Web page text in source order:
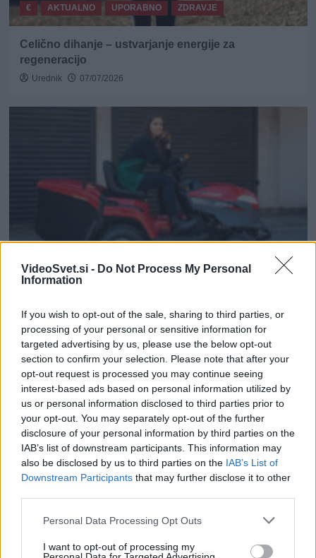
VideoSvet.si - Do Not Process My Personal
Information
If you wish to opt-out of the sale, sharing to third parties, or
processing of your personal or sensitive information for
targeted advertising by us, please use the below opt-out
section to confirm your selection. Please note that after your
opt-out request is processed you may continue seeing
interest-based ads based on personal information utilized by
us or personal information disclosed to third parties prior to
your opt-out. You may separately opt-out of the further
disclosure of your personal information by third parties on the
IAB’s list of downstream participants. This information may
also be disclosed by us to third parties on the IAB’s List of
Downstream Participants that may further disclose it to other
Please note that this website/app uses one or more Google
not limited to your visit or usage behaviour. You may click to
Personal Data Processing Opt Outs
I want to opt-out of processing my
€ AKTUALNO UPORABNO ZDRAVJE
Celično dihanje – ustvarjanje energije za
regeneracijo
Urednik 07/07/2026
€ AKTUALNO UPORABNO VRTNARSKI NASVETI
Urednik 02/06/2026
Naroči se na e-novice